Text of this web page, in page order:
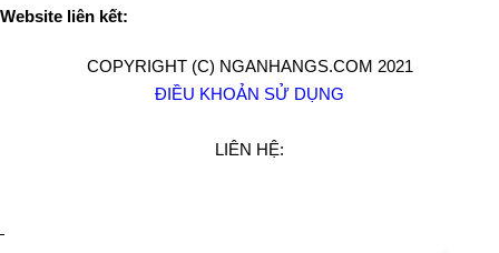
Website liên kết:
COPYRIGHT (C) NGANHANGS.COM 2021
ĐIỀU KHOẢN SỬ DỤNG
LIÊN HỆ: